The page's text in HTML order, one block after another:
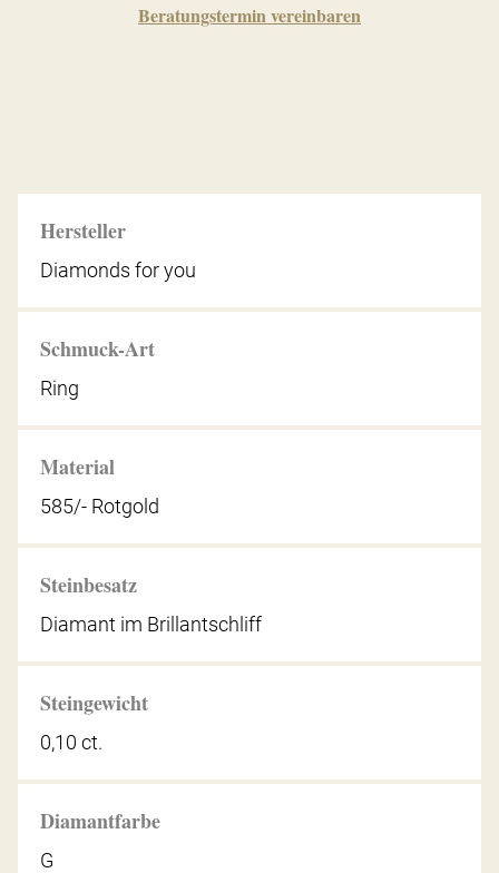
Beratungstermin vereinbaren
Hersteller
Diamonds for you
Schmuck-Art
Ring
Material
585/- Rotgold
Steinbesatz
Diamant im Brillantschliff
Steingewicht
0,10 ct.
Diamantfarbe
G